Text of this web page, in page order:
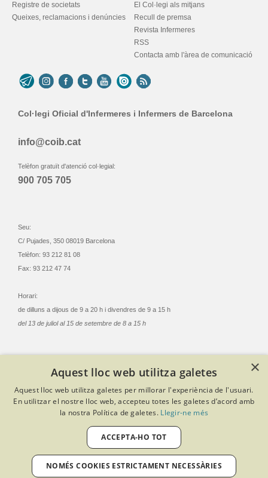
Registre de societats
Queixes, reclamacions i denúncies
El Col·legi als mitjans
Recull de premsa
Revista Infermeres
RSS
Contacta amb l'àrea de comunicació
Col·legi Oficial d'Infermeres i Infermers de Barcelona
info@coib.cat
Telèfon gratuït d'atenció col·legial:
900 705 705
Seu:
C/ Pujades, 350 08019 Barcelona
Telèfon: 93 212 81 08
Fax: 93 212 47 74
Horari:
de dilluns a dijous de 9 a 20 h i divendres de 9 a 15 h
del 13 de juliol al 15 de setembre de 8 a 15 h
© Col·legi Oficial Infermeres i Infermers de Barcelona
Criteris de privacitat
Política de cookies
Avís legal
Política de protecció de dades
Política de qualitat
Desenvolupat amb Softeng Portal Builder
×
Aquest lloc web utilitza galetes
Aquest lloc web utilitza galetes per millorar l'experiència de l'usuari.
En utilitzar el nostre lloc web, accepteu totes les galetes d’acord amb
la nostra Política de galetes. Llegir-ne més
ACCEPTA-HO TOT
NOMÉS COOKIES ESTRICTAMENT NECESSÀRIES